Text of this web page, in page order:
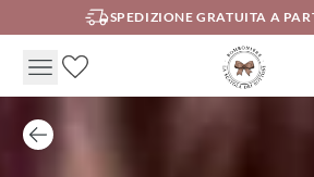
SPEDIZIONE GRATUITA A